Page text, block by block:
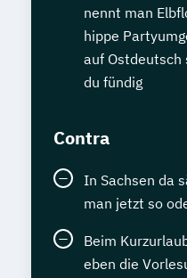
nennt man
hippe
auf Ostdeutsch
du fündig
Contra
In Sachsen da
man jetzt so
Beim
eben die